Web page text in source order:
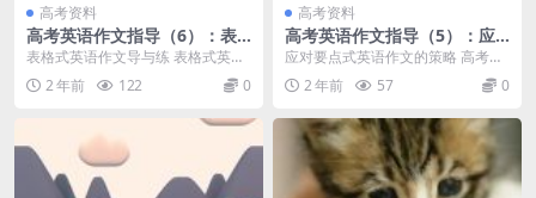
高考资料
高考英语作文指导（6）：表
格式英语作文导与练
表格式英语作文导与练 表格式英语
作文一般是在表格中给出一定的内
容和情景，要求写一...
2 年前 122 0
高考资料
高考英语作文指导（5）：应
对要点式英语作文的策略
应对要点式英语作文的策略 高考英
语作文每年都考，尽管内客不同，
要求各异，但在写法...
2 年前 57 0